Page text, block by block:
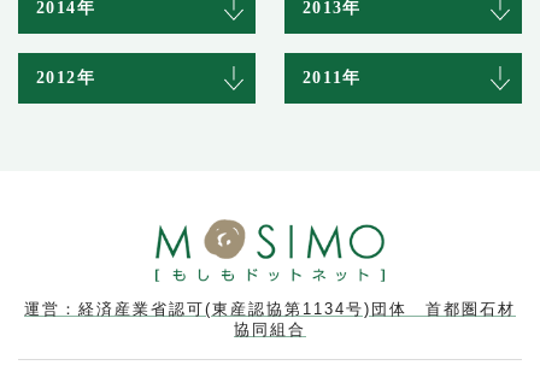
2014年 2013年
2012年 2011年
運営：経済産業省認可(東産認協第1134号)団体 首都圏石材
協同組合